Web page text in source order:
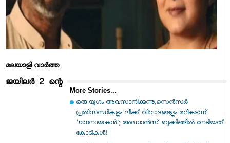
മലയാളി വാര്‍ത്ത
More Stories...
ഒരു യുഗം അവസാനിക്കുന്നു;സെൻസർ
പ്രതിസന്ധികളും ലീക്ക് വിവാദങ്ങളും മറികടന്ന്
'ജനനായകൻ'; അഡ്വാൻസ് ബുക്കിങ്ങിൽ നേടിയത്
കോടികൾ!
ജയിലര്‍ 2 ന്റെ